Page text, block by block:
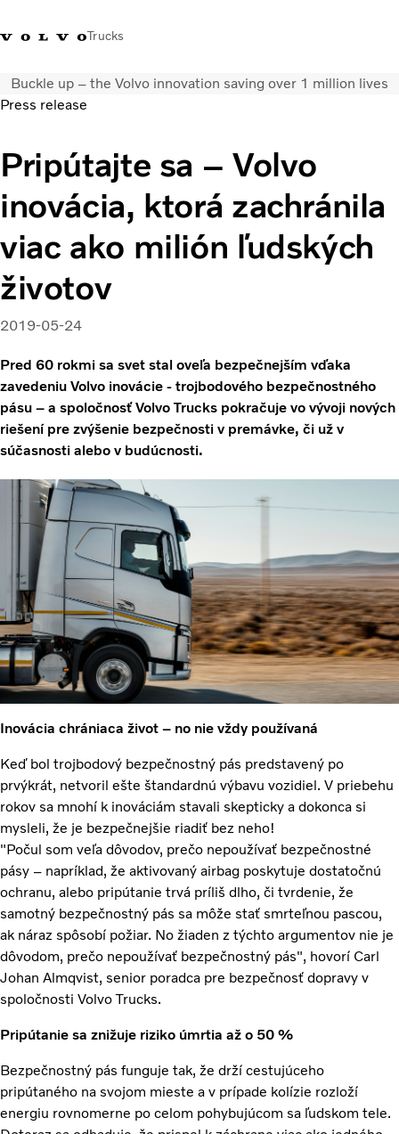
Trucks
Kontaktujte nás Merchandise ShopPrihlásiť saSlovenská Republika
Segmentácia dopravy
Nákladné vozidlá
Služby
Predajná a servisná sieť
Novinky
O nás
Kontaktujte nás
Buckle up – the Volvo innovation saving over 1 million lives
Press release
Pripútajte sa – Volvo
inovácia, ktorá zachránila
viac ako milión ľudských
životov
2019-05-24
Pred 60 rokmi sa svet stal oveľa bezpečnejším vďaka
zavedeniu Volvo inovácie - trojbodového bezpečnostného
pásu – a spoločnosť Volvo Trucks pokračuje vo vývoji nových
riešení pre zvýšenie bezpečnosti v premávke, či už v
súčasnosti alebo v budúcnosti.
Inovácia chrániaca život – no nie vždy používaná
Keď bol trojbodový bezpečnostný pás predstavený po
prvýkrát, netvoril ešte štandardnú výbavu vozidiel. V priebehu
rokov sa mnohí k inováciám stavali skepticky a dokonca si
mysleli, že je bezpečnejšie riadiť bez neho!
"Počul som veľa dôvodov, prečo nepoužívať bezpečnostné
pásy – napríklad, že aktivovaný airbag poskytuje dostatočnú
ochranu, alebo pripútanie trvá príliš dlho, či tvrdenie, že
samotný bezpečnostný pás sa môže stať smrteľnou pascou,
ak náraz spôsobí požiar. No žiaden z týchto argumentov nie je
dôvodom, prečo nepoužívať bezpečnostný pás", hovorí Carl
Johan Almqvist, senior poradca pre bezpečnosť dopravy v
spoločnosti Volvo Trucks.
Pripútanie sa znižuje riziko úmrtia až o 50 %
Bezpečnostný pás funguje tak, že drží cestujúceho
pripútaného na svojom mieste a v prípade kolízie rozloží
energiu rovnomerne po celom pohybujúcom sa ľudskom tele.